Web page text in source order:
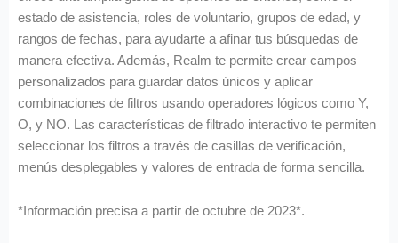
estado de asistencia, roles de voluntario, grupos de edad, y
rangos de fechas, para ayudarte a afinar tus búsquedas de
manera efectiva. Además, Realm te permite crear campos
personalizados para guardar datos únicos y aplicar
combinaciones de filtros usando operadores lógicos como Y,
O, y NO. Las características de filtrado interactivo te permiten
seleccionar los filtros a través de casillas de verificación,
menús desplegables y valores de entrada de forma sencilla.
*Información precisa a partir de octubre de 2023*.